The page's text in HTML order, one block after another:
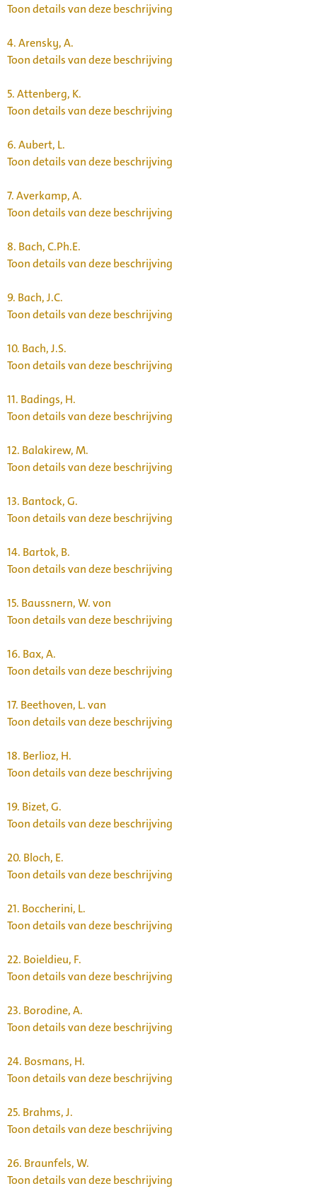
Toon details van deze beschrijving
4.Arensky, A.
Toon details van deze beschrijving
5.Attenberg, K.
Toon details van deze beschrijving
6.Aubert, L.
Toon details van deze beschrijving
7.Averkamp, A.
Toon details van deze beschrijving
8. Bach, C.Ph.E.
Toon details van deze beschrijving
9. Bach, J.C.
Toon details van deze beschrijving
10. Bach, J.S.
Toon details van deze beschrijving
11. Badings, H.
Toon details van deze beschrijving
12. Balakirew, M.
Toon details van deze beschrijving
13. Bantock, G.
Toon details van deze beschrijving
14. Bartok, B.
Toon details van deze beschrijving
15. Baussnern, W. von
Toon details van deze beschrijving
16. Bax, A.
Toon details van deze beschrijving
17. Beethoven, L. van
Toon details van deze beschrijving
18. Berlioz, H.
Toon details van deze beschrijving
19. Bizet, G.
Toon details van deze beschrijving
20. Bloch, E.
Toon details van deze beschrijving
21. Boccherini, L.
Toon details van deze beschrijving
22. Boieldieu, F.
Toon details van deze beschrijving
23. Borodine, A.
Toon details van deze beschrijving
24. Bosmans, H.
Toon details van deze beschrijving
25. Brahms, J.
Toon details van deze beschrijving
26. Braunfels, W.
Toon details van deze beschrijving